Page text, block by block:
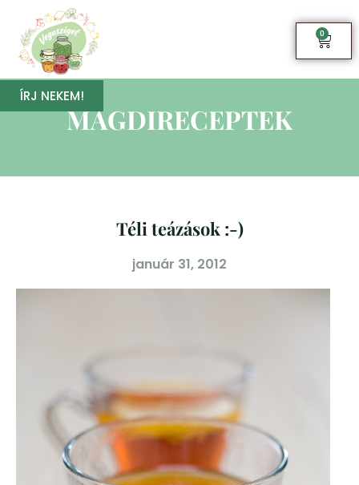
0
ÍRJ NEKEM!
MAGDIRECEPTEK
Téli teázások :-)
január 31, 2012